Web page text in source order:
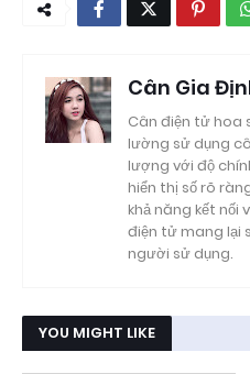
Cân Gia
Cân điện tử hoa
lường sử dụng
lượng với độ
hiển thị số rõ
khả năng kết nối
điện tử mang lại
người sử dụng.
YOU MIGHT LIKE